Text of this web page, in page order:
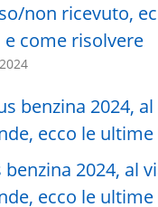
non ricevuto,
come risolvere
benzina 2024, al
ecco le